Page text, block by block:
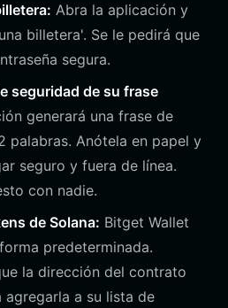
Abra la aplicación y
billetera'. Se le pedirá que
segura.
seguridad de su frase
generará una frase de
palabras. Anótela en papel y
seguro y fuera de línea.
con nadie.
de Solana: Bitget Wallet
predeterminada.
la dirección del contrato
a su lista de